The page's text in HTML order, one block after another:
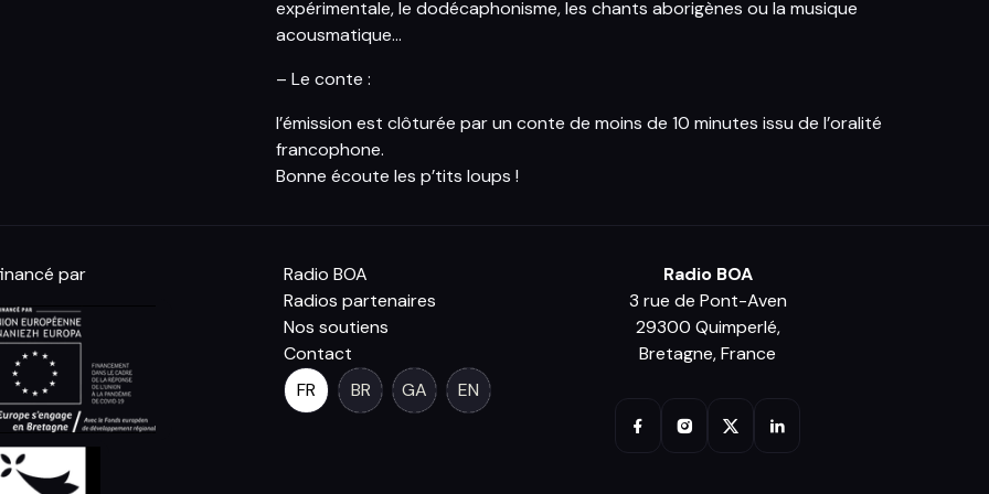
expérimentale, le dodécaphonisme, les chants aborigènes ou la musique
acousmatique…
– Le conte :
l’émission est clôturée par un conte de moins de 10 minutes issu de l’oralité
francophone.
Bonne écoute les p’tits loups !
par
Radio BOA
Radios partenaires
Nos soutiens
Contact
FR
BR GA EN
Radio BOA
3 rue de Pont-Aven
29300 Quimperlé,
Bretagne, France